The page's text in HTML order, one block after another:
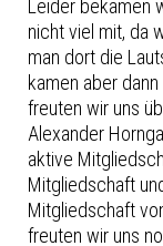
Leider bekamen
nicht viel mit, da
man dort die
kamen aber
freuten wir uns
Alexander
aktive
Mitgliedschaft
Mitgliedschaft
freuten wir uns